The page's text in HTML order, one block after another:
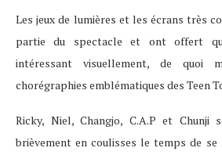
Les jeux de lumières et les écrans très
partie du spectacle et ont offert
intéressant visuellement, de quoi
chorégraphies emblématiques des Teen
Ricky, Niel, Changjo, C.A.P et Chunji
brièvement en coulisses le temps de